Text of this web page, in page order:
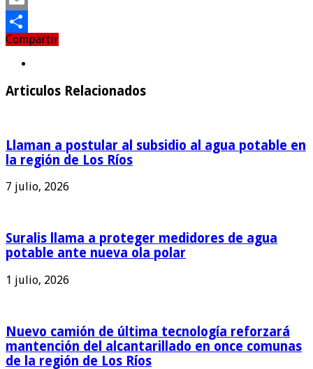
Email
Compartir
Compartir
Articulos Relacionados
Llaman a postular al subsidio al agua potable en
la región de Los Ríos
7 julio, 2026
Suralis llama a proteger medidores de agua
potable ante nueva ola polar
1 julio, 2026
Nuevo camión de última tecnología reforzará
mantención del alcantarillado en once comunas
de la región de Los Ríos